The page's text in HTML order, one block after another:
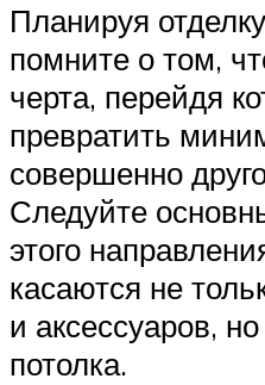
Планируя
помните о том,
черта, перейдя
превратить
совершенно
Следуйте
этого
касаются не
и аксессуаров,
потолка.